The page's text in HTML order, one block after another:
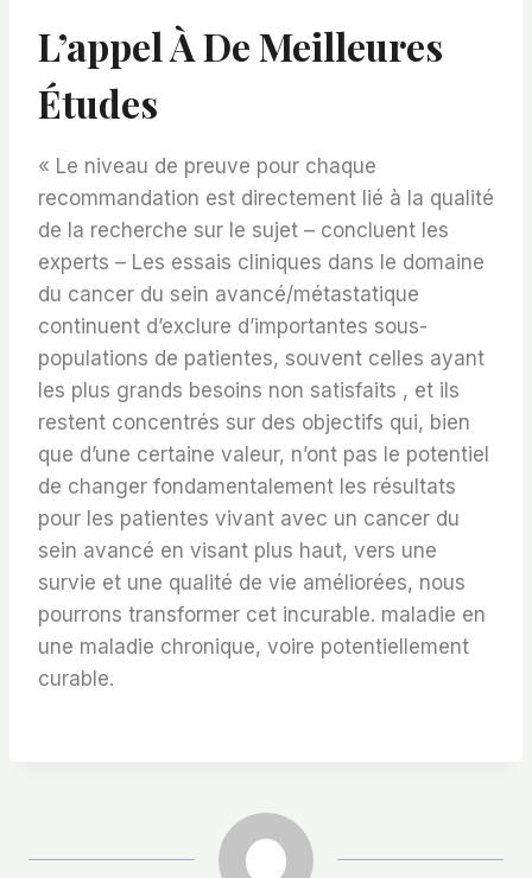
L’appel À De Meilleures
Études
« Le niveau de preuve pour chaque
recommandation est directement lié à la qualité
de la recherche sur le sujet – concluent les
experts – Les essais cliniques dans le domaine
du cancer du sein avancé/métastatique
continuent d’exclure d’importantes sous-
populations de patientes, souvent celles ayant
les plus grands besoins non satisfaits , et ils
restent concentrés sur des objectifs qui, bien
que d’une certaine valeur, n’ont pas le potentiel
de changer fondamentalement les résultats
pour les patientes vivant avec un cancer du
sein avancé en visant plus haut, vers une
survie et une qualité de vie améliorées, nous
pourrons transformer cet incurable. maladie en
une maladie chronique, voire potentiellement
curable.